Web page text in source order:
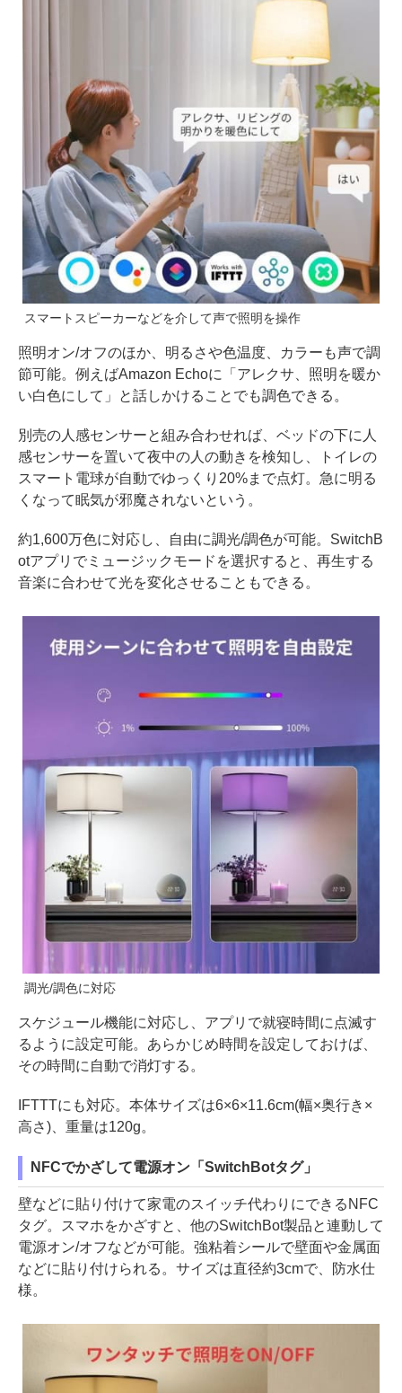
スマートスピーカーなどを介して声で照明を操作
照明オン/オフのほか、明るさや色温度、カラーも声で調
節可能。例えばAmazon Echoに「アレクサ、照明を暖か
い白色にして」と話しかけることでも調色できる。
別売の人感センサーと組み合わせれば、ベッドの下に人
感センサーを置いて夜中の人の動きを検知し、トイレの
スマート電球が自動でゆっくり20%まで点灯。急に明る
くなって眠気が邪魔されないという。
約1,600万色に対応し、自由に調光/調色が可能。SwitchB
otアプリでミュージックモードを選択すると、再生する
音楽に合わせて光を変化させることもできる。
調光/調色に対応
スケジュール機能に対応し、アプリで就寝時間に点滅す
るように設定可能。あらかじめ時間を設定しておけば、
その時間に自動で消灯する。
IFTTTにも対応。本体サイズは6×6×11.6cm(幅×奥行き×
高さ)、重量は120g。
NFCでかざして電源オン「SwitchBotタグ」
壁などに貼り付けて家電のスイッチ代わりにできるNFC
タグ。スマホをかざすと、他のSwitchBot製品と連動して
電源オン/オフなどが可能。強粘着シールで壁面や金属面
などに貼り付けられる。サイズは直径約3cmで、防水仕
様。